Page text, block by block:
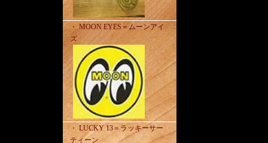
・ MOON EYES＝ムーンアイ
ズ
・ LUCKY 13＝ラッキーサー
ティーン